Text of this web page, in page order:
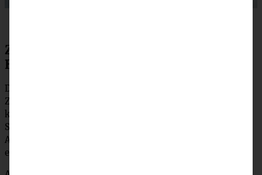
Zubereitung Streuseltaler wie vom
Bäcker
Die Hefe in der lauwarmen Milch zusammen mit etwas
Zucker auflösen. Für 10 Minuten stehen lassen, bis sich
kleine Bläschen bilden. Die restlichen Zutaten in eine
Schüssel geben und die Milch-Hefemischung zufügen.
Alles mit den Knethaken für mindestens 5 Minuten zu
einem geschmeidigen Teig verkneten.